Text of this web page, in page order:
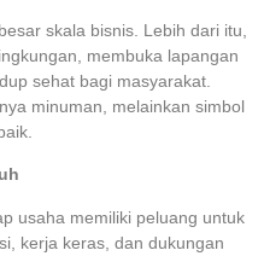
skala bisnis. Lebih dari itu,
membuka lapangan
sehat bagi masyarakat.
minuman, melainkan simbol
usaha memiliki peluang untuk
kerja keras, dan dukungan